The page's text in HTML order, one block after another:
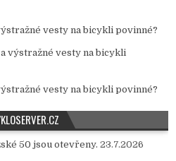
vesty na bicykli povinné?
výstražné vesty na bicykli
vesty na bicykli povinné?
50 jsou otevřeny. 23.7.2026